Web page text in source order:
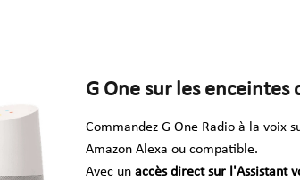
G One sur les enceintes
Commandez G One Radio à la voix
Amazon Alexa ou compatible.
Avec un accès direct sur l'Assistant